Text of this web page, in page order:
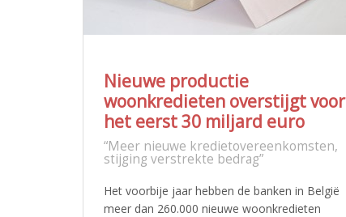
Nieuwe productie
woonkredieten overstijgt voor
het eerst 30 miljard euro
“Meer nieuwe kredietovereenkomsten,
stijging verstrekte bedrag”
Het voorbije jaar hebben de banken in België
meer dan 260.000 nieuwe woonkredieten